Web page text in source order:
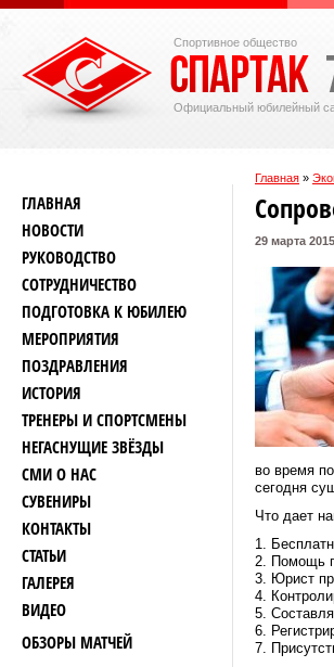
Спортивное общество
Официальный юбилейный
Главная »
ГЛАВНАЯ
НОВОСТИ
РУКОВОДСТВО
СОТРУДНИЧЕСТВО
ПОДГОТОВКА К ЮБИЛЕЮ
МЕРОПРИЯТИЯ
ПОЗДРАВЛЕНИЯ
ИСТОРИЯ
ТРЕНЕРЫ И СПОРТСМЕНЫ
НЕГАСНУЩИЕ ЗВЁЗДЫ
СМИ О НАС
СУВЕНИРЫ
КОНТАКТЫ
СТАТЬИ
ГАЛЕРЕЯ
ВИДЕО
ОБЗОРЫ МАТЧЕЙ
29 марта 2015
во время
сегодня
Что дает
1.
2. Помощь
3. Юрист
4.
5.
6.
7.